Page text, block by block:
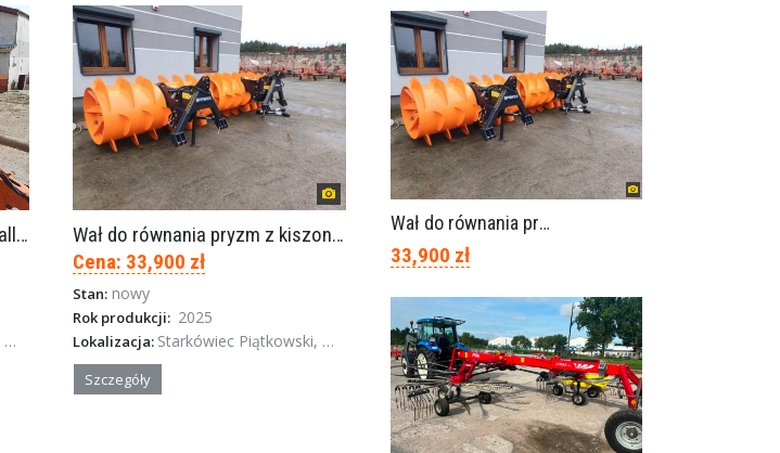
Prasa łańcuchowo-walcowa Gallignani 2120
Wał do równania pryzm z kiszonką -TORNADO-SPAWEX
Cena: 33,900 zł
Stan:nowy
Rok produkcji: 2025
Lokalizacja: Starkówiec Piątkowski, Wielkopolska
Szczegóły
Wał do równania pryzm z kiszonką -TORNADO-SPAWEX
33,900 zł